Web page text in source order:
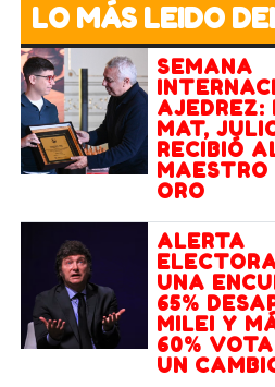
LO MÁS LEIDO
SEMANA
AJEDREZ:
MAT,
RECIBIÓ
ORO
ALERTA
UNA
65%
MILEI Y
60%
UN